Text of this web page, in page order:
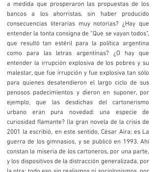
a medida que prosperaron las propuestas de los
bancos a los ahorristas, sin haber producido
consecuencias literarias muy notorias? ¿Hay que
entender la tonta consigna de “Que se vayan todos”,
que resultó tan estéril para la política argentina
como para las letras argentinas? ¿O hay que
entender la irrupción explosiva de los pobres y su
malestar, que fue irrupción y fue explosiva tan sólo
para quienes desatendieron el largo ciclo de sus
penosos padecimientos y dieron en suponer, por
ejemplo, que las desdichas del cartonerismo
urbano eran pura novedad: una especie de
curiosidad flamante? (la gran novela de la crisis de
2001 la escribió, en este sentido, César Aira: es La
guerra de los gimnasios, y se publicó en 1993. Ahí
constan la miseria de los cartoneros, por una parte,
y los dispositivos de la distracción generalizada, por